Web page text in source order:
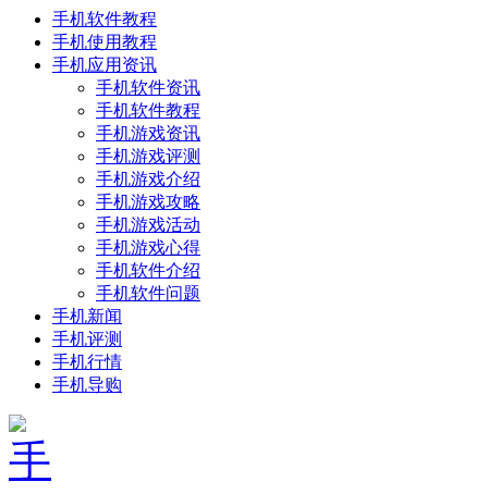
手机软件教程
手机使用教程
手机应用资讯
手机软件资讯
手机软件教程
手机游戏资讯
手机游戏评测
手机游戏介绍
手机游戏攻略
手机游戏活动
手机游戏心得
手机软件介绍
手机软件问题
手机新闻
手机评测
手机行情
手机导购